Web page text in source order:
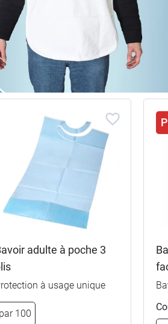
adulte à poche 3
à usage unique
par 100